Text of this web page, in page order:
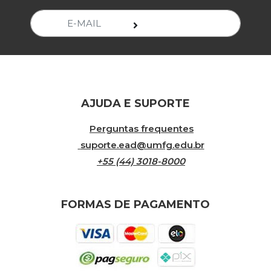
AJUDA E SUPORTE
Perguntas frequentes
suporte.ead@umfg.edu.br
+55 (44) 3018-8000
FORMAS DE PAGAMENTO